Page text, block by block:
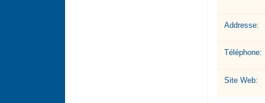
Addresse:
Téléphone:
Site Web: